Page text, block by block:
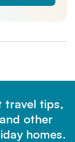
travel tips,
other
homes.